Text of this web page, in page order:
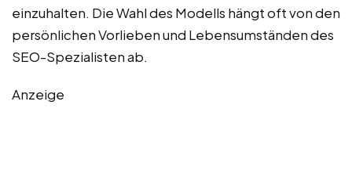
einzuhalten. Die Wahl des Modells hängt oft von den
persönlichen Vorlieben und Lebensumständen des
SEO-Spezialisten ab.
Anzeige